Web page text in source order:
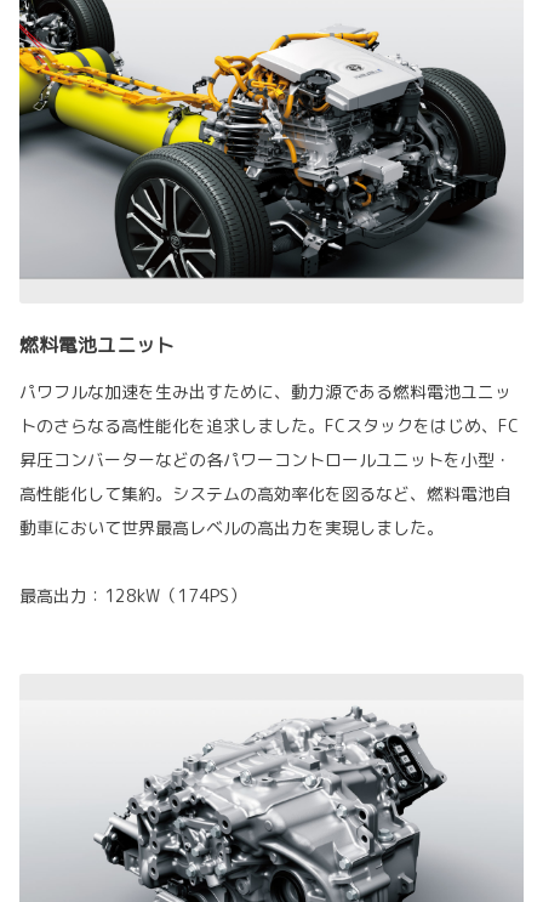
燃料電池ユニット
パワフルな加速を生み出すために、動力源である燃料電池ユニッ
トのさらなる高性能化を追求しました。FCスタックをはじめ、FC
昇圧コンバーターなどの各パワーコントロールユニットを小型・
高性能化して集約。システムの高効率化を図るなど、燃料電池自
動車において世界最高レベルの高出力を実現しました。
最高出力：128kW（174PS）